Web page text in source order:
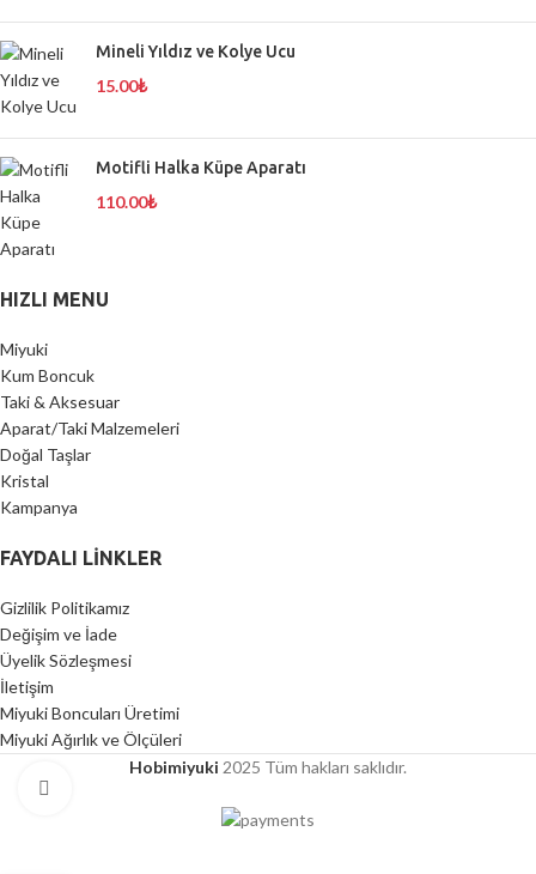
Mineli Yıldız ve Kolye Ucu
15.00₺
Motifli Halka Küpe Aparatı
110.00₺
HIZLI MENU
Miyuki
Kum Boncuk
Taki & Aksesuar
Aparat/Taki Malzemeleri
Doğal Taşlar
Kristal
Kampanya
FAYDALI LİNKLER
Gizlilik Politikamız
Değişim ve İade
Üyelik Sözleşmesi
İletişim
Miyuki Boncuları Üretimi
Miyuki Ağırlık ve Ölçüleri
Hobimiyuki 2025 Tüm hakları saklıdır.